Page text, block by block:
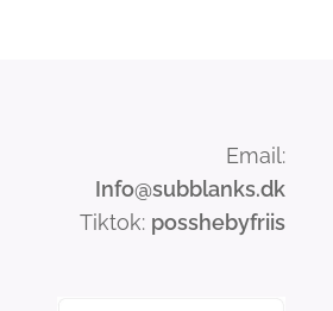
Email:
Info@subblanks.dk
Tiktok: posshebyfriis